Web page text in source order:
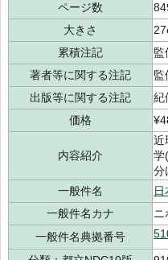
ページ数
大きさ
累積注記
監
著者等に関する注記
監
出版等に関する注記
紀
価格
内容紹介
近
学
分
一般件名
一般件名カナ
ニ
一般件名典拠番号